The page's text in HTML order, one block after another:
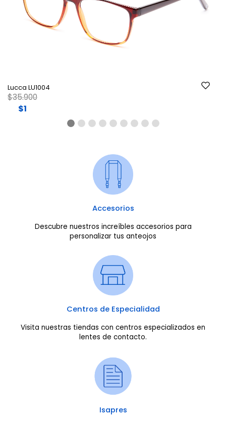
Lucca LU1004
Price reduced from
$35.900to
$1
Accesorios
Descubre nuestros increíbles accesorios para
personalizar tus anteojos
Centros de Especialidad
Visita nuestras tiendas con centros especializados en
lentes de contacto.
Isapres